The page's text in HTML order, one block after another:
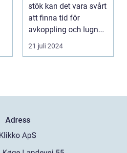
stök kan det vara svårt
att finna tid för
avkoppling och lugn...
21 juli 2024
Adress